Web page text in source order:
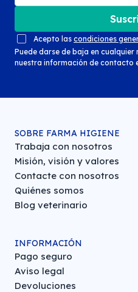
Acepto las condiciones
Puede darse de baja en
nuestra información de contacto
SOBRE FARMA HIGIENE
Trabaja con nosotros
Misión, visión y valores
Contacte con nosotros
Quiénes somos
Blog veterinario
INFORMACIÓN
Pago seguro
Aviso legal
Devoluciones